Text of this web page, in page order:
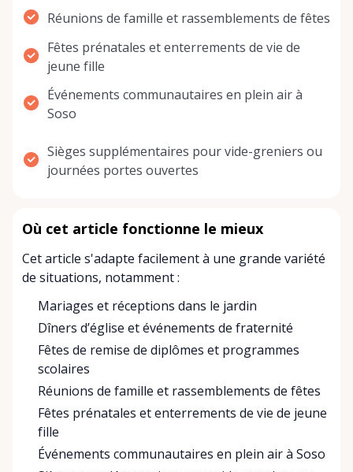
Réunions de famille et rassemblements de fêtes
Fêtes prénatales et enterrements de vie de
jeune fille
Événements communautaires en plein air à
Soso
Sièges supplémentaires pour vide-greniers ou
journées portes ouvertes
Où cet article fonctionne le mieux
Cet article s'adapte facilement à une grande variété
de situations, notamment :
Mariages et réceptions dans le jardin
Dîners d’église et événements de fraternité
Fêtes de remise de diplômes et programmes
scolaires
Réunions de famille et rassemblements de fêtes
Fêtes prénatales et enterrements de vie de jeune
fille
Événements communautaires en plein air à Soso